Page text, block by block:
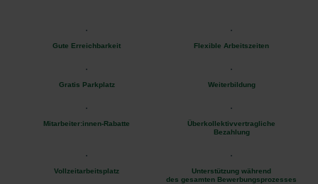
Gute Erreichbarkeit Flexible Arbeitszeiten
Gratis Parkplatz Weiterbildung
Mitarbeiter:innen-Rabatte
Überkollektivvertragliche
Bezahlung
Vollzeitarbeitsplatz
Unterstützung während
des gesamten Bewerbungsprozesses